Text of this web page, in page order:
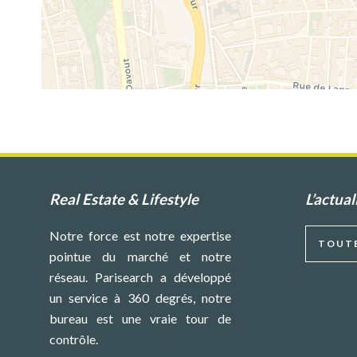
Real Estate & Lifestyle
Notre force est notre expertise
pointue du marché et notre
réseau. Parisearch a développé
un service à 360 degrés, notre
bureau est une vraie tour de
contrôle.